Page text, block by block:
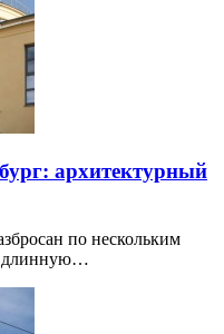
архитектурный
по нескольким
длинную…